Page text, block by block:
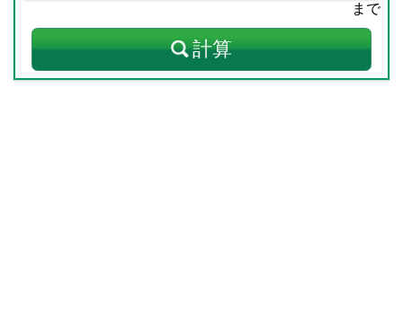
まで
計算